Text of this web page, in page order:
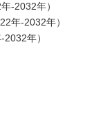
-2032年）
年-2032年）
年）